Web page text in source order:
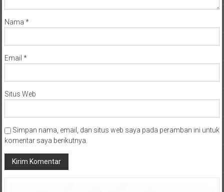
Nama *
Email *
Situs Web
Simpan nama, email, dan situs web saya pada peramban ini untuk
komentar saya berikutnya.